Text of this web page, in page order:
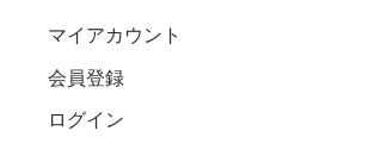
マイアカウント
会員登録
ログイン